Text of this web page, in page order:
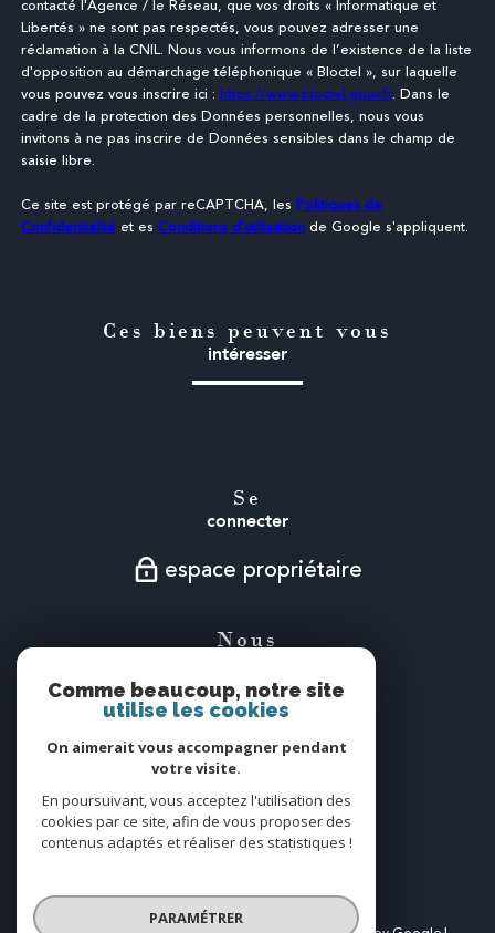
contacté l'Agence / le Réseau, que vos droits « Informatique et
Libertés » ne sont pas respectés, vous pouvez adresser une
réclamation à la CNIL. Nous vous informons de l’existence de la liste
d'opposition au démarchage téléphonique « Bloctel », sur laquelle
vous pouvez vous inscrire ici : https://www.bloctel.gouv.fr. Dans le
cadre de la protection des Données personnelles, nous vous
invitons à ne pas inscrire de Données sensibles dans le champ de
saisie libre.
Ce site est protégé par reCAPTCHA, les Politiques de
Confidentialité et es Conditions d'utilisation de Google s'appliquent.
Ces biens peuvent vous
intéresser
Se
connecter
espace propriétaire
Nous
Nous
adhérons
Comme beaucoup, notre site
utilise les cookies
On aimerait vous accompagner pendant
votre visite.
En poursuivant, vous acceptez l'utilisation des
cookies par ce site, afin de vous proposer des
contenus adaptés et réaliser des statistiques !
PARAMÉTRER